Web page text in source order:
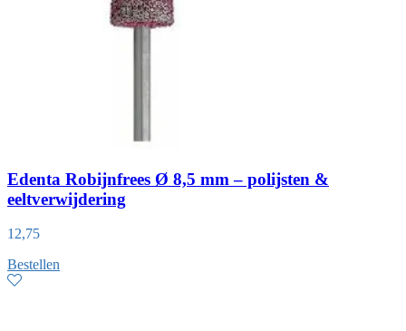
Edenta Robijnfrees Ø 8,5 mm – polijsten &
eeltverwijdering
12,75
Bestellen